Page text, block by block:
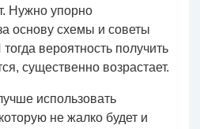
Нужно упорно
основу схемы и советы
вероятность получить
существенно возрастает.
использовать
не жалко будет и